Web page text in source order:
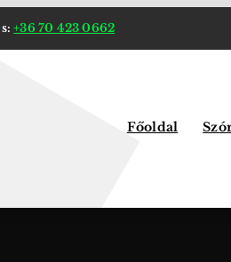
+36 70 423 0662
Főoldal